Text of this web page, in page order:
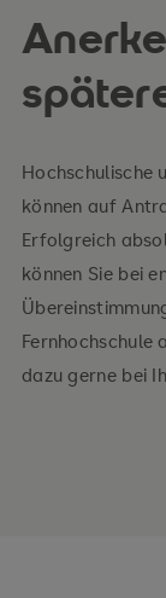
Hochschulische
können auf
Erfolgreich
können Sie bei
Fernhochschule
dazu gerne bei